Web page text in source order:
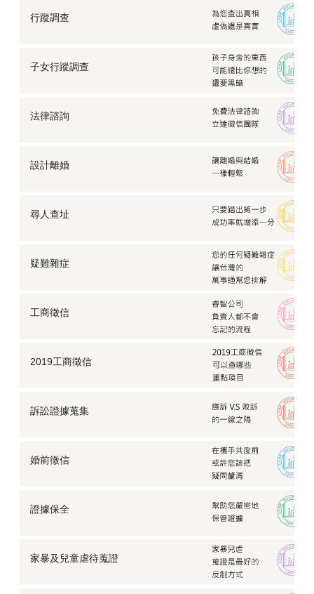
行蹤調查
子女行蹤調查
法律諮詢
設計離婚
尋人查址
疑難雜症
工商徵信
2019工商徵信
訴訟證據蒐集
婚前徵信
證據保全
家暴及兒童虐待蒐證